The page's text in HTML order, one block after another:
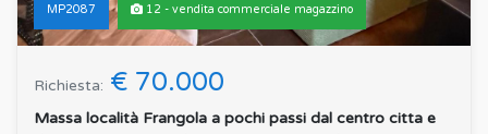
MP2087 12 - vendita commerciale magazzino
Richiesta: € 70.000
Massa località Frangola a pochi passi dal centro citta e